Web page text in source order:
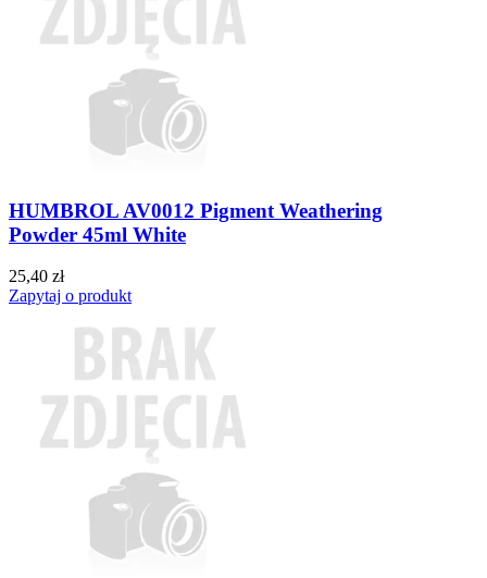
HUMBROL AV0012 Pigment Weathering
Powder 45ml White
25,40 zł
Zapytaj o produkt